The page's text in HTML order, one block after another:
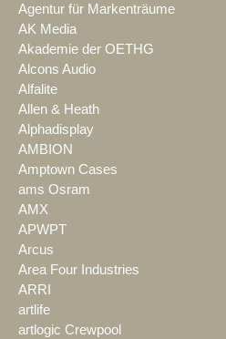
Agentur für Markenträume
AK Media
Akademie der OETHG
Alcons Audio
Alfalite
Allen & Heath
Alphadisplay
AMBION
Amptown Cases
ams Osram
AMX
APWPT
Arcus
Area Four Industries
ARRI
artlife
artlogic Crewpool